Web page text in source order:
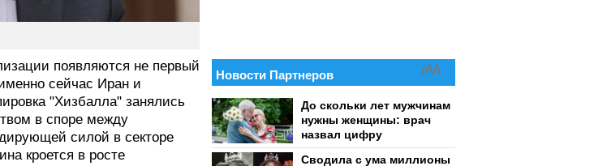
появляются не первый
сейчас Иран и
"Хизбалла" занялись
в споре между
силой в секторе
кроется в росте